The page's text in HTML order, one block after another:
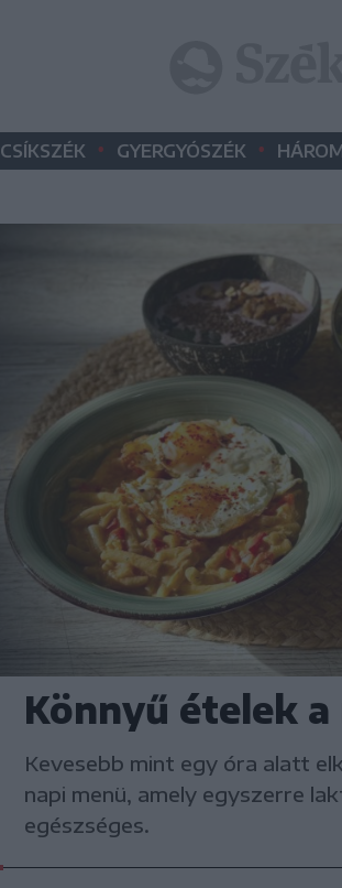
CSÍKSZÉK • GYERGYÓSZÉK •
Könnyű ételek
Kevesebb mint egy óra alatt
napi menü, amely egyszerre
egészséges.